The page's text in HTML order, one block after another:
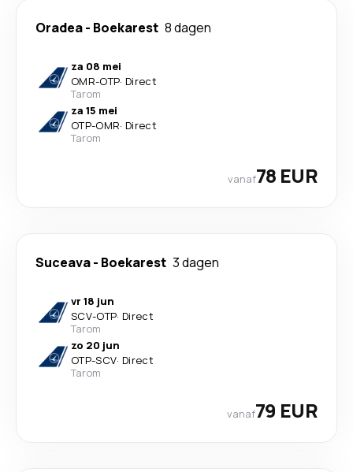
Oradea- Boekarest 8 dagen
za 08 mei
OMR-OTP· Direct
Tarom
za 15 mei
OTP-OMR· Direct
Tarom
vanaf78 EUR
Suceava- Boekarest 3 dagen
vr 18 jun
SCV-OTP· Direct
Tarom
zo 20 jun
OTP-SCV· Direct
Tarom
vanaf79 EUR